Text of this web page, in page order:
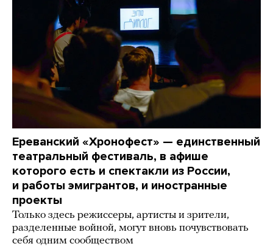
Ереванский «Хронофест» — единственный
театральный фестиваль, в афише
которого есть и спектакли из России,
и работы эмигрантов, и иностранные
проекты
Только здесь режиссеры, артисты и зрители,
разделенные войной, могут вновь почувствовать
себя одним сообществом